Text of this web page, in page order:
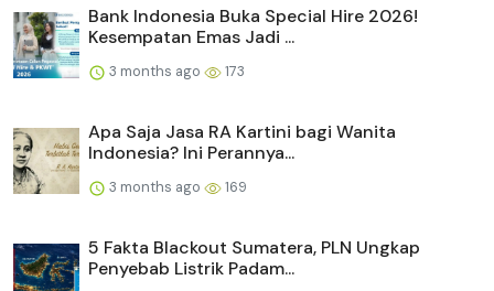
Bank Indonesia Buka Special Hire 2026!
Kesempatan Emas Jadi ...
3 months ago 173
Apa Saja Jasa RA Kartini bagi Wanita
Indonesia? Ini Perannya...
3 months ago 169
5 Fakta Blackout Sumatera, PLN Ungkap
Penyebab Listrik Padam...